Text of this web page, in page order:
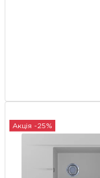
Акція -25%